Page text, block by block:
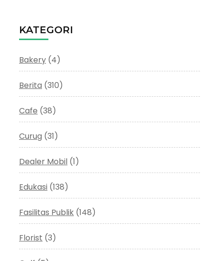
KATEGORI
Bakery (4)
Berita (310)
Cafe (38)
Curug (31)
Dealer Mobil (1)
Edukasi (138)
Fasilitas Publik (148)
Florist (3)